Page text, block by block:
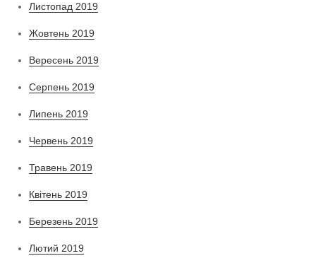
Листопад 2019
Жовтень 2019
Вересень 2019
Серпень 2019
Липень 2019
Червень 2019
Травень 2019
Квітень 2019
Березень 2019
Лютий 2019